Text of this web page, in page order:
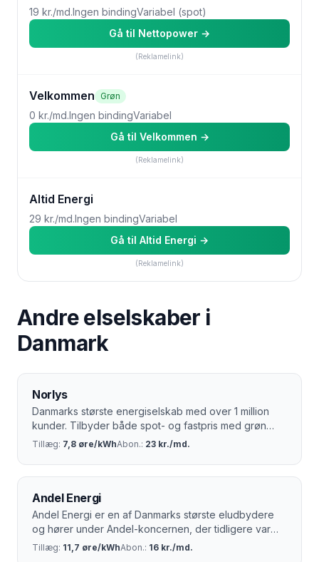
19 kr./md.Ingen bindingVariabel (spot)
Gå til Nettopower →
(Reklamelink)
Velkommen Grøn
0 kr./md.Ingen bindingVariabel
Gå til Velkommen →
(Reklamelink)
Altid Energi
29 kr./md.Ingen bindingVariabel
Gå til Altid Energi →
(Reklamelink)
Andre elselskaber i
Danmark
Norlys
Danmarks største energiselskab med over 1 million
kunder. Tilbyder både spot- og fastpris med grøn
strøm.
Tillæg: 7,8 øre/kWhAbon.: 23 kr./md.
Andel Energi
Andel Energi er en af Danmarks største eludbydere
og hører under Andel-koncernen, der tidligere var
kendt som SEAS-NVE. Med rødder helt tilbage til 1924
Tillæg: 11,7 øre/kWhAbon.: 16 kr./md.